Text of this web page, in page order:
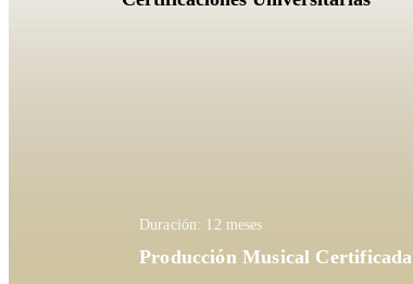
Duración: 12 meses
Producción Musical Certificada